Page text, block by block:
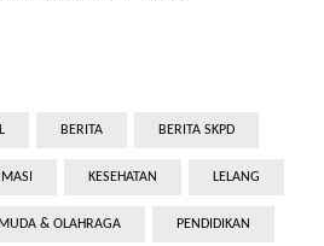
BERITA BERITA SKPD
KESEHATAN LELANG
& OLAHRAGA PENDIDIKAN